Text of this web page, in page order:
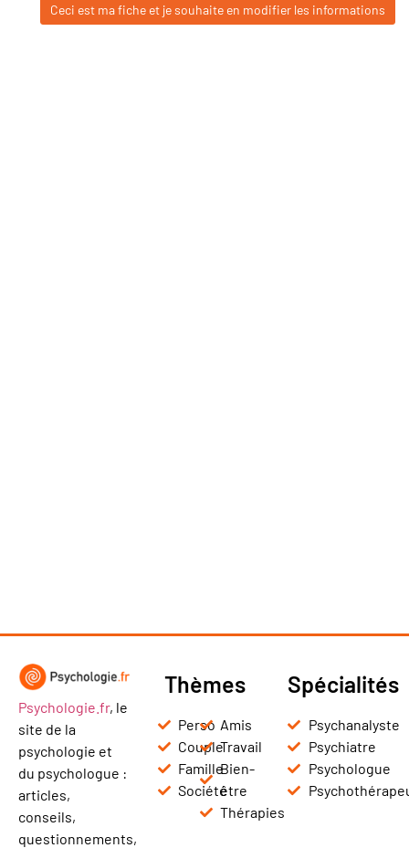
Ceci est ma fiche et je souhaite en modifier les informations
Psychologie.fr, le
site de la
psychologie et
du psychologue :
articles,
conseils,
questionnements,
Thèmes
Perso
Couple
Famille
Société
Amis
Travail
Bien-
être
Thérapies
Spécialités
Psychanalyste
Psychiatre
Psychologue